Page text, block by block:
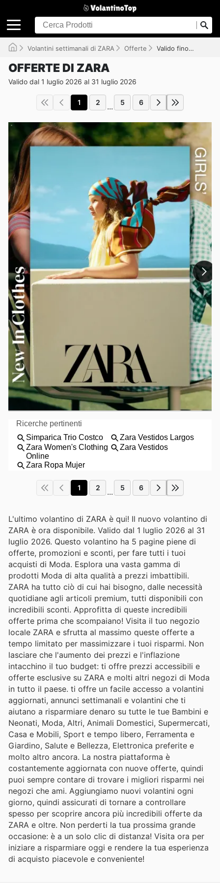
Volantini settimanali di ZARA Offerte Valido fino al 31/07/2026
OFFERTE DI ZARA
Valido dal 1 luglio 2026 al 31 luglio 2026
1 2 ... 5 6
1 2 ... 5 6
L'ultimo volantino di ZARA è qui! Il nuovo volantino di
ZARA è ora disponibile. Valido dal 1 luglio 2026 al 31
luglio 2026. Questo volantino ha 5 pagine piene di
offerte, promozioni e sconti, per fare tutti i tuoi
acquisti di Moda. Esplora una vasta gamma di
prodotti Moda di alta qualità a prezzi imbattibili.
ZARA ha tutto ciò di cui hai bisogno, dalle necessità
quotidiane agli articoli premium, tutti disponibili con
incredibili sconti. Approfitta di queste incredibili
offerte prima che scompaiano! Visita il tuo negozio
locale ZARA e sfrutta al massimo queste offerte a
tempo limitato per massimizzare i tuoi risparmi. Non
lasciare che l'aumento dei prezzi e l'inflazione
intacchino il tuo budget: ti offre prezzi accessibili e
offerte esclusive su ZARA e molti altri negozi di Moda
in tutto il paese. ti offre un facile accesso a volantini
aggiornati, annunci settimanali e volantini che ti
aiutano a risparmiare denaro su tutte le tue Bambini e
Neonati, Moda, Altri, Animali Domestici, Supermercati,
Casa e Mobili, Sport e tempo libero, Ferramenta e
Giardino, Salute e Bellezza, Elettronica preferite e
molto altro ancora. La nostra piattaforma è
costantemente aggiornata con nuove offerte, quindi
puoi sempre contare di trovare i migliori risparmi nei
negozi che ami. Aggiungiamo nuovi volantini ogni
giorno, quindi assicurati di tornare a controllare
spesso per scoprire ancora più incredibili offerte da
ZARA e oltre. Non perderti la tua prossima grande
occasione: è a un solo clic di distanza! Visita ora per
iniziare a risparmiare oggi e rendere la tua esperienza
di acquisto piacevole e conveniente!